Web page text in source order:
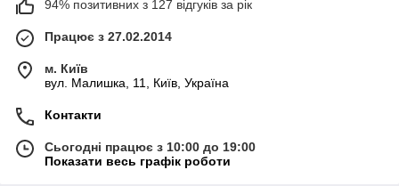
94% позитивних з 127 відгуків за рік
Працює з 27.02.2014
м. Київ
вул. Малишка, 11, Київ, Україна
Контакти
Сьогодні працює з 10:00 до 19:00
Показати весь графік роботи